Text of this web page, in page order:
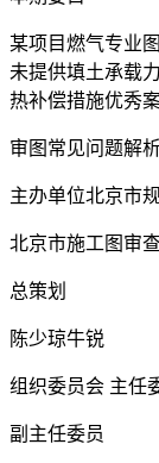
某项目燃气专业
未提供填土承载
热补偿措施优秀
审图常见问题解
主办单位北京市
北京市施工图审
总策划
陈少琼牛锐
组织委员会 主任
副主任委员